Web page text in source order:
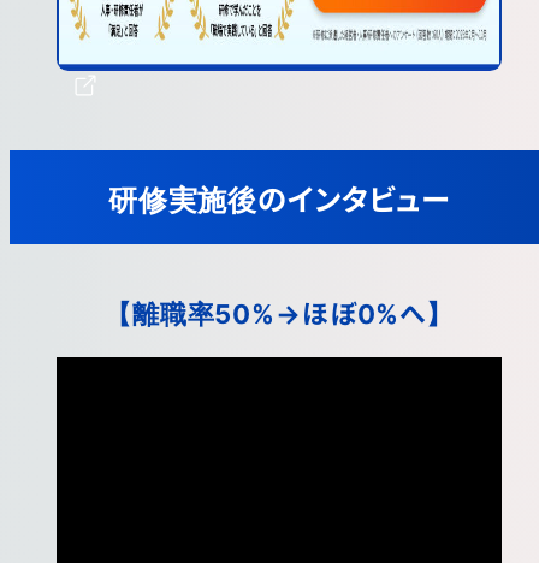
研修実施後のインタビュー
【離職率50%→ほぼ0%へ】